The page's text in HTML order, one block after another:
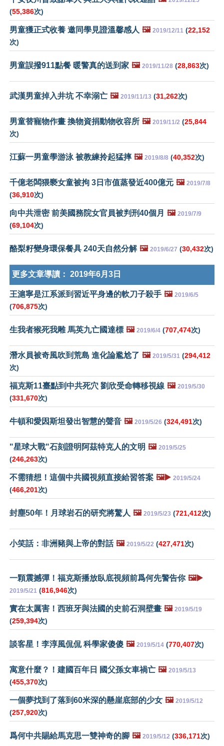
(55,386次)
男童獲正式收養 邀同學見證溫馨感人 🖼️ 2019/12/11 (22,152
次)
男童誤撥911點餐 暖警真的送到家 🖼️ 2019/11/28 (28,863次)
武漢男童掉入井坑 不幸溺亡 🖼️ 2019/11/13 (31,262次)
男童替寵物作畫 換物資捐動物收容所 🖼️ 2019/11/2 (25,844
次)
江蘇一男童學游泳 被教練拎起猛摔 🖼️ 2019/8/8 (40,352次)
千億老闆猥褻女童被拘 3日市值蒸發近400億元 🖼️ 2019/7/8
(36,910次)
向中共泄密 前美國務院女官員被判刑40個月 🖼️ 2019/7/9
(69,104次)
酪梨籽變身環保餐具 240天自然分解 🖼️ 2019/6/27 (30,432次)
更多文章導讀： 2019年6月3日
王滬寧是江系派到習近平身邊的軟刀子殺手 🖼️ 2019/6/5
(706,875次)
生我者猴死我雕 馬英九亡國達標 🖼️ 2019/6/4 (707,474次)
潛水員被奇風吹到荒島 進化論尷尬了 🖼️ 2019/5/31 (294,412
次)
福克斯11臺點到中共死穴 劉欣受命轉移視線 🖼️ 2019/5/30
(331,670次)
牛頓和愛因斯坦發出智慧的聲音 🖼️ 2019/5/26 (324,491次)
"星球大戰"石刻證明阿茲特克人的文明 🖼️ 2019/5/25
(246,263次)
不需猜想！這個中共國視頻直接給習答案 🖼️▶️ 2019/5/24
(466,201次)
封塵50年！月球岩石的研究將驚人 🖼️ 2019/5/23 (721,412次)
小笑話：非洲豬與上帝的對話 🖼️ 2019/5/22 (427,471次)
一顆震撼彈！福克斯播放臥底視頻前爲何先警告你 🖼️▶️
2019/5/21 (816,946次)
實在太厲害！西班牙與法國的史前石洞壁畫 🖼️ 2019/5/19
(259,394次)
談客星！李淳風侃侃 科學家傻傻 🖼️ 2019/5/14 (770,407次)
寓意什麼？！建國百年日 國父孫女車禍亡 🖼️ 2019/5/13
(455,370次)
一個夢找到了落到60米深的懸崖底部的少女 🖼️ 2019/5/12
(257,920次)
爲何中共賜給馬克思一雙神奇的腳 🖼️ 2019/5/12 (336,171次)